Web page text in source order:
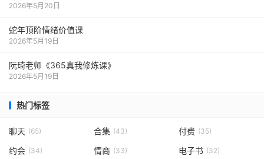
2026年5月20日
蛇年顶阶情绪价值课
2026年5月19日
阮琦老师《365真我修炼课》
2026年5月19日
热门标签
聊天 (65) 合集 (43) 付费 (35)
约会 (34) 情商 (33) 电子书 (32)